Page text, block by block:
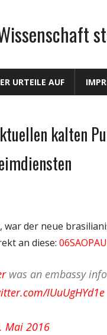
URTEILE AUF
kalten
war der neue
an diese:
was an embassy
IUuUgHYd1e
Mai 2016